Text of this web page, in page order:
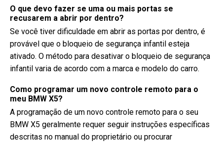
O que devo fazer se uma ou mais portas se
recusarem a abrir por dentro?
Se você tiver dificuldade em abrir as portas por dentro, é
provável que o bloqueio de segurança infantil esteja
ativado. O método para desativar o bloqueio de segurança
infantil varia de acordo com a marca e modelo do carro.
Como programar um novo controle remoto para o
meu BMW X5?
A programação de um novo controle remoto para o seu
BMW X5 geralmente requer seguir instruções específicas
descritas no manual do proprietário ou procurar